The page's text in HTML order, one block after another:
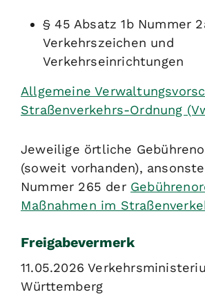
§ 45 Absatz 1b Nummer
Verkehrszeichen und
Verkehrseinrichtungen
Allgemeine
Straßenverkehrs-Ordnung
Jeweilige örtliche
(soweit vorhanden),
Nummer 265 der
Maßnahmen im
Freigabevermerk
11.05.2026
Württemberg